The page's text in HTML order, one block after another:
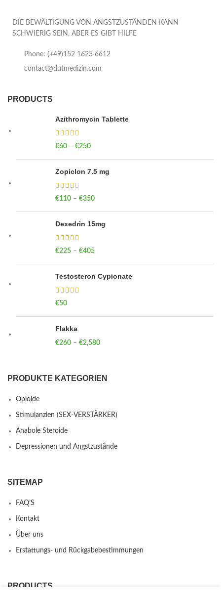
DIE BEWÄLTIGUNG VON ANGSTZUSTÄNDEN KANN
SCHWIERIG SEIN, ABER ES GIBT HILFE
Phone: (+49)152 1623 6612
contact@dutmedizin.com
PRODUCTS
Azithromycin Tablette
€60 – €250
Zopiclon 7.5 mg
€110 – €350
Dexedrin 15mg
€225 – €405
Testosteron Cypionate
€50
Flakka
€260 – €2,580
PRODUKTE KATEGORIEN
Opioide
Stimulanzien (SEX-VERSTÄRKER)
Anabole Steroide
Depressionen und Angstzustände
SITEMAP
FAQ’S
Kontakt
Über uns
Erstattungs- und Rückgabebestimmungen
PRODUCTS